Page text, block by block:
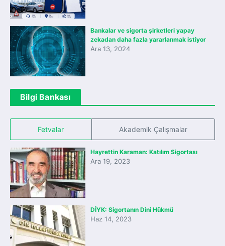
Bankalar ve sigorta şirketleri yapay
zekadan daha fazla yararlanmak istiyor
Ara 13, 2024
Bilgi Bankası
Fetvalar Akademik Çalışmalar
Hayrettin Karaman: Katılım Sigortası
Ara 19, 2023
DİYK: Sigortanın Dini Hükmü
Haz 14, 2023